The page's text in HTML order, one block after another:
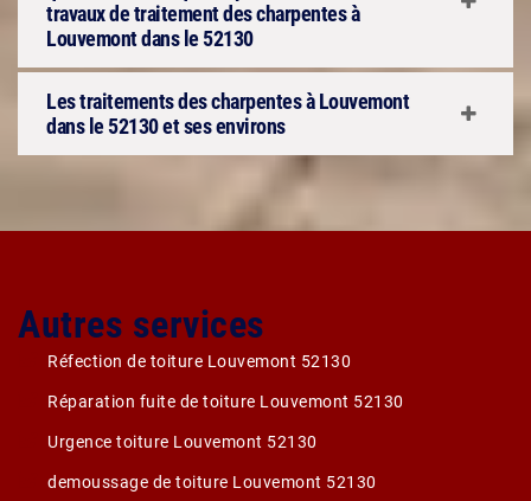
travaux de traitement des charpentes à
Louvemont dans le 52130
Les traitements des charpentes à Louvemont
dans le 52130 et ses environs
Autres services
Réfection de toiture Louvemont 52130
Réparation fuite de toiture Louvemont 52130
Urgence toiture Louvemont 52130
demoussage de toiture Louvemont 52130